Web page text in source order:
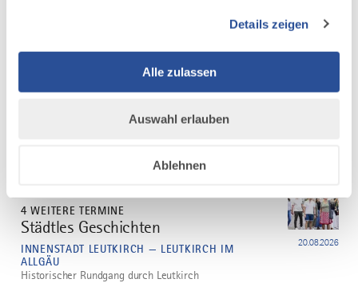
Details zeigen
Alle zulassen
Auswahl erlauben
Ablehnen
9 WEITERE TERMINE
Familienführung: Natur aus
Spaziergang zu den Wasserbüffeln
4 WEITERE TERMINE
3
Städtles Geschichten
INNENSTADT LEUTKIRCH — LEUTKIRCH IM
ALLGÄU
20.08.2026
Historischer Rundgang durch Leutkirch